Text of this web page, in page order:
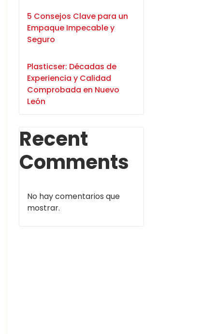
5 Consejos Clave para un
Empaque Impecable y
Seguro
Plasticser: Décadas de
Experiencia y Calidad
Comprobada en Nuevo
León
Recent
Comments
No hay comentarios que
mostrar.